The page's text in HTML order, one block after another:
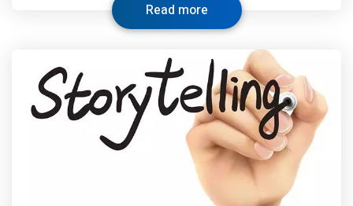
Read more